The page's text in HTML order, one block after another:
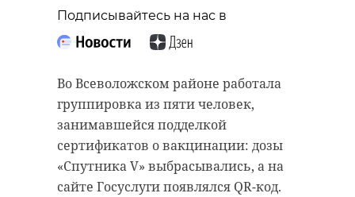
Подписывайтесь на нас в
Во Всеволожском районе работала
группировка из пяти человек,
занимавшейся подделкой
сертификатов о вакцинации: дозы
«Спутника V» выбрасывались, а на
сайте Госуслуги появлялся QR-код.